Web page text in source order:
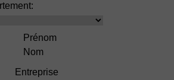
Prénom
Nom
Entreprise